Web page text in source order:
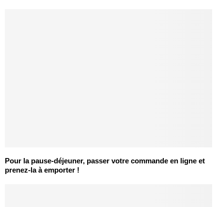
Pour la pause-déjeuner, passer votre commande en ligne et
prenez-la à emporter !